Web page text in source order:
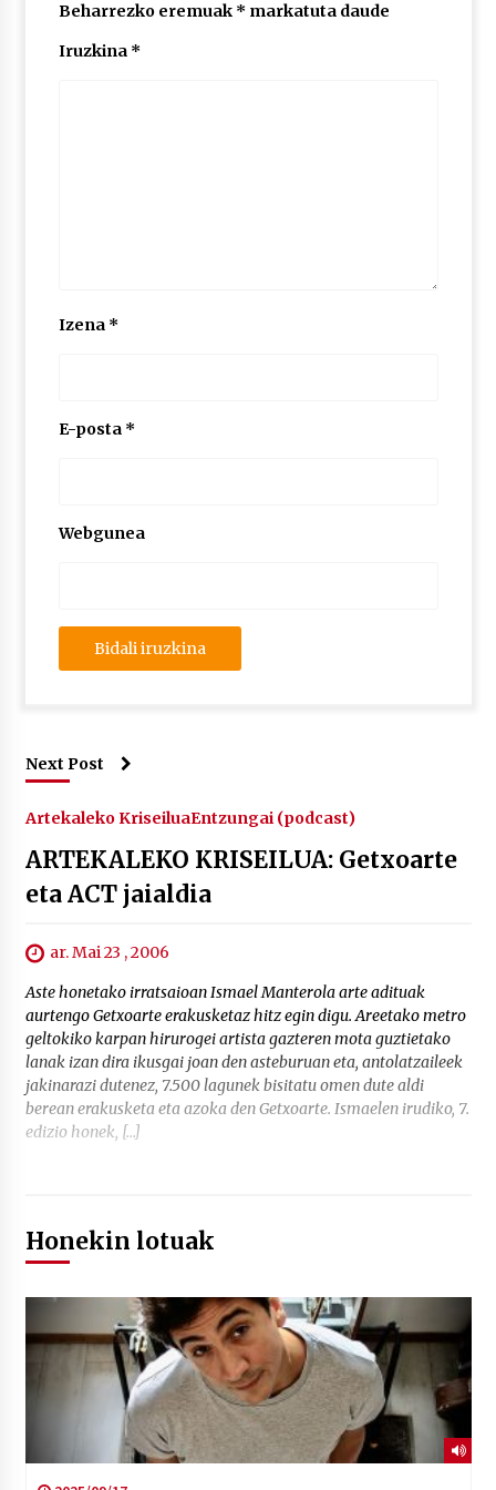
2026/07/03
Beharrezko eremuak * markatuta daude
Iruzkina *
Izena *
E-posta *
Webgunea
Next Post
Artekaleko KriseiluaEntzungai (podcast)
ARTEKALEKO KRISEILUA: Getxoarte
eta ACT jaialdia
ar. Mai 23 , 2006
Aste honetako irratsaioan Ismael Manterola arte adituak
aurtengo Getxoarte erakusketaz hitz egin digu. Areetako metro
geltokiko karpan hirurogei artista gazteren mota guztietako
lanak izan dira ikusgai joan den asteburuan eta, antolatzaileek
jakinarazi dutenez, 7.500 lagunek bisitatu omen dute aldi
berean erakusketa eta azoka den Getxoarte. Ismaelen irudiko, 7.
edizio honek, […]
Honekin lotuak